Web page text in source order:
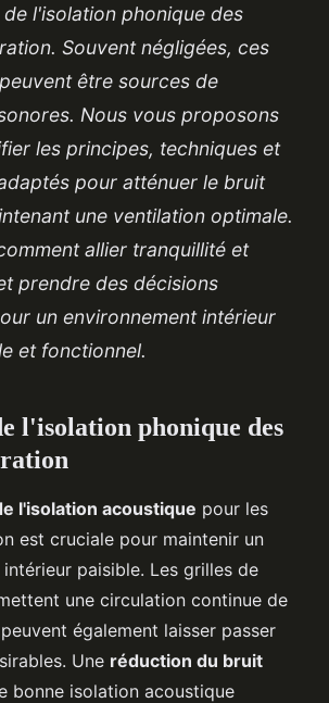
l'isolation phonique des
Souvent négligées, ces
être sources de
Nous vous proposons
les principes, techniques et
pour atténuer le bruit
une ventilation optimale.
allier tranquillité et
prendre des décisions
un environnement intérieur
et fonctionnel.
l'isolation phonique des
l'isolation acoustique pour les
est cruciale pour maintenir un
paisible. Les grilles de
une circulation continue de
également laisser passer
Une réduction du bruit
bonne isolation acoustique